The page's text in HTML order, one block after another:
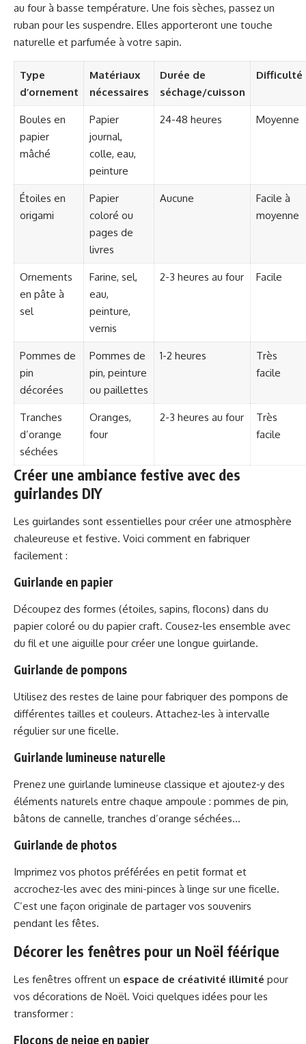
au four à basse température. Une fois sèches, passez un
ruban pour les suspendre. Elles apporteront une touche
naturelle et parfumée à votre sapin.
Type
d’ornement
Matériaux
nécessaires
Durée de
séchage/cuisson
Difficulté
Boules en
papier
mâché
Papier
journal,
colle, eau,
peinture
24-48 heures Moyenne
Étoiles en
origami
Papier
coloré ou
pages de
livres
Aucune
Facile à
moyenne
Ornements
en pâte à
sel
Farine, sel,
eau,
peinture,
vernis
2-3 heures au four Facile
Pommes de
pin
décorées
Pommes de
pin, peinture
ou paillettes
1-2 heures
Très
facile
Tranches
d’orange
séchées
Oranges,
four
2-3 heures au four
Très
facile
Créer une ambiance festive avec des
guirlandes DIY
Les guirlandes sont essentielles pour créer une atmosphère
chaleureuse et festive. Voici comment en fabriquer
facilement :
Guirlande en papier
Découpez des formes (étoiles, sapins, flocons) dans du
papier coloré ou du papier craft. Cousez-les ensemble avec
du fil et une aiguille pour créer une longue guirlande.
Guirlande de pompons
Utilisez des restes de laine pour fabriquer des pompons de
différentes tailles et couleurs. Attachez-les à intervalle
régulier sur une ficelle.
Guirlande lumineuse naturelle
Prenez une guirlande lumineuse classique et ajoutez-y des
éléments naturels entre chaque ampoule : pommes de pin,
bâtons de cannelle, tranches d’orange séchées…
Guirlande de photos
Imprimez vos photos préférées en petit format et
accrochez-les avec des mini-pinces à linge sur une ficelle.
C’est une façon originale de partager vos souvenirs
pendant les fêtes.
Décorer les fenêtres pour un Noël féérique
Les fenêtres offrent un espace de créativité illimité pour
vos décorations de Noël. Voici quelques idées pour les
transformer :
Flocons de neige en papier